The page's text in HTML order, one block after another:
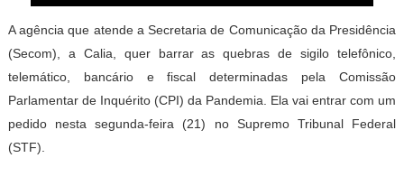
A agência que atende a Secretaria de Comunicação da Presidência
(Secom), a Calia, quer barrar as quebras de sigilo telefônico,
telemático, bancário e fiscal determinadas pela Comissão
Parlamentar de Inquérito (CPI) da Pandemia. Ela vai entrar com um
pedido nesta segunda-feira (21) no Supremo Tribunal Federal
(STF).